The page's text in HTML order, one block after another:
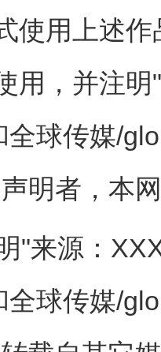
使用上述
用，并注
全球传媒/
明者，本
"来源：
全球传媒/